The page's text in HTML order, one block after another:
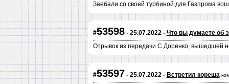
Заебали со своей турбиной для Газпрома
#53598- 25.07.2022 - Что вы думаете об
Отрывок из передачи С.Доренко, вышедшей
#53597 - 25.07.2022 - Встретил кореша